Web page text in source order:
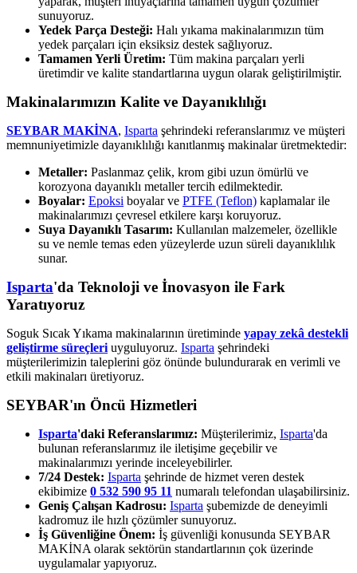
sunuyoruz.
Yedek Parça Desteği: Halı yıkama makinalarımızın tüm
yedek parçaları için eksiksiz destek sağlıyoruz.
Tamamen Yerli Üretim: Tüm makina parçaları yerli
üretimdir ve kalite standartlarına uygun olarak geliştirilmiştir.
Makinalarımızın Kalite ve Dayanıklılığı
SEYBAR MAKİNA, Isparta şehrindeki referanslarımız ve müşteri
memnuniyetimizle dayanıklılığı kanıtlanmış makinalar üretmektedir:
Metaller: Paslanmaz çelik, krom gibi uzun ömürlü ve
korozyona dayanıklı metaller tercih edilmektedir.
Boyalar: Epoksi boyalar ve PTFE (Teflon) kaplamalar ile
makinalarımızı çevresel etkilere karşı koruyoruz.
Suya Dayanıklı Tasarım: Kullanılan malzemeler, özellikle
su ve nemle temas eden yüzeylerde uzun süreli dayanıklılık
sunar.
Isparta'da Teknoloji ve İnovasyon ile Fark
Yaratıyoruz
Soguk Sıcak Yıkama makinalarının üretiminde yapay zekâ destekli
geliştirme süreçleri uyguluyoruz. Isparta şehrindeki
müşterilerimizin taleplerini göz önünde bulundurarak en verimli ve
etkili makinaları üretiyoruz.
SEYBAR'ın Öncü Hizmetleri
Isparta'daki Referanslarımız: Müşterilerimiz, Isparta'da
bulunan referanslarımız ile iletişime geçebilir ve
makinalarımızı yerinde inceleyebilirler.
7/24 Destek: Isparta şehrinde de hizmet veren destek
ekibimize 0 532 590 95 11 numaralı telefondan ulaşabilirsiniz.
Geniş Çalışan Kadrosu: Isparta şubemizde de deneyimli
kadromuz ile hızlı çözümler sunuyoruz.
İş Güvenliğine Önem: İş güvenliği konusunda SEYBAR
MAKİNA olarak sektörün standartlarının çok üzerinde
uygulamalar yapıyoruz.